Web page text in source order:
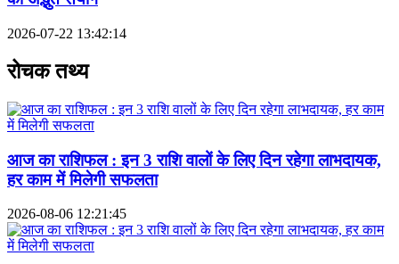
2026-07-22 13:42:14
रोचक तथ्य
आज का राशिफल : इन 3 राशि वालों के लिए दिन रहेगा लाभदायक,
हर काम में मिलेगी सफलता
2026-08-06 12:21:45